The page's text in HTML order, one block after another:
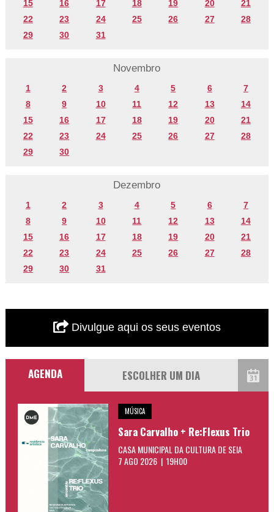
15 16 17 18 19 20
21
22
23 24 25 26 27
28
29
30 31
Novembro
1 2 3 4 5 6
7
8
9 10 11 12 13
14
15
16 17 18 19 20
21
22
23 24 25 26 27
28
29
30
Dezembro
1 2 3 4 5 6
7
8
9 10 11 12 13
14
15
16 17 18 19 20
21
22
23 24 25 26 27
28
29
30 31
Divulgue aqui os seus eventos
AGENDA
MÚSICA
Sara Carvalho + Re:Flexus Trio
CASA MUNICIPAL DA CULTURA DE SEIA
7 AGO 2026 | 19H00